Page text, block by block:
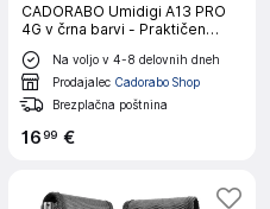
CADORABO Umidigi A13 PRO
4G v črna barvi - Praktičen
zaščitni ovitek s karabinom
Ovitek ovitka z držalom za
pisalo
Na voljo v 4-8 delovnih dneh
Prodajalec Cadorabo Shop
Brezplačna poštnina
1699 €